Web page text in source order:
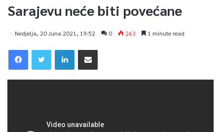
Sarajevu neće biti povećane
Nedjelja, 20 Juna 2021, 19:52 0 263 1 minute read